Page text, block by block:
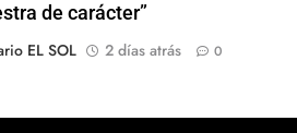
de carácter”
EL SOL
2 días atrás 0